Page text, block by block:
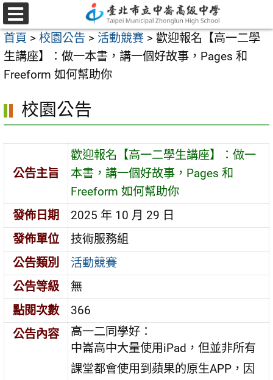
跳
至
主
要
內
區
選
單
首頁 > 校園公告 > 活動競賽 > 歡迎報名【高一二學
生講座】：做一本書，講一個好故事，Pages 和
Freeform 如何幫助你
校園公告
公告主旨
歡迎報名【高一二學生講座】：做一
本書，講一個好故事，Pages 和
Freeform 如何幫助你
發佈日期
2025 年 10 月 29 日
發佈單位
技術服務組
公告類別
活動競賽
公告等級
無
點閱次數
366
公告內容
高一二同學好：
中崙高中大量使用iPad，但並非所有
課堂都會使用到蘋果的原生APP，因